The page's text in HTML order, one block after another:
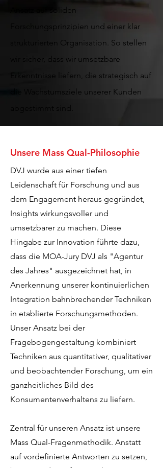
Ansatz auf soliden
Forschungsprinzipien und einer klar
strukturierten Organisation. So stellen
wir sicher, dass wir umsetzbare
Erkenntnisse liefern, die strategisch auf
die Wachstumsziele unserer Kunden
abgestimmt sind.
Unsere Mass Qual-Philosophie
DVJ wurde aus einer tiefen
Leidenschaft für Forschung und aus
dem Engagement heraus gegründet,
Insights wirkungsvoller und
umsetzbarer zu machen. Diese
Hingabe zur Innovation führte dazu,
dass die MOA-Jury DVJ als "Agentur
des Jahres" ausgezeichnet hat, in
Anerkennung unserer kontinuierlichen
Integration bahnbrechender Techniken
in etablierte Forschungsmethoden.
Unser Ansatz bei der
Fragebogengestaltung kombiniert
Techniken aus quantitativer, qualitativer
und beobachtender Forschung, um ein
ganzheitliches Bild des
Konsumentenverhaltens zu liefern.
Zentral für unseren Ansatz ist unsere
Mass Qual-Fragenmethodik. Anstatt
auf vordefinierte Antworten zu setzen,